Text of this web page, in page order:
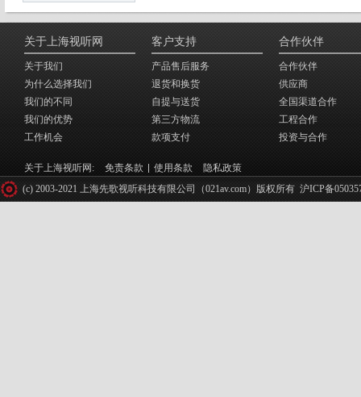
关于上海视听网
关于我们
为什么选择我们
我们的不同
我们的优势
工作机会
客户支持
产品售后服务
退货和换货
自提与送货
第三方物流
款项支付
合作伙伴
合作伙伴
供应商
全国渠道合作
工程合作
投资与合作
关于上海视听网: 免责条款 使用条款
隐私政策
(c) 2003-2021 上海先歌视听科技有限公司（021av.com）版权所有 沪ICP备